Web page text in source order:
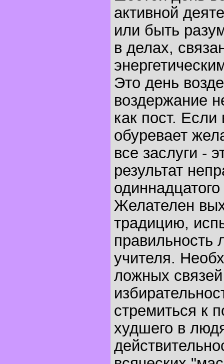
активной
или быть
в делах,
Это день
воздержание
как пост. Если
обуревает
все заслуги -
результат
Желателен
традицию,
правильность
учителя.
ложных связей
стремиться к
худшего в